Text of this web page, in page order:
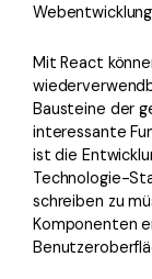
Mit React
Bausteine der
interessante
ist die
Technologie-
schreiben zu
Komponenten